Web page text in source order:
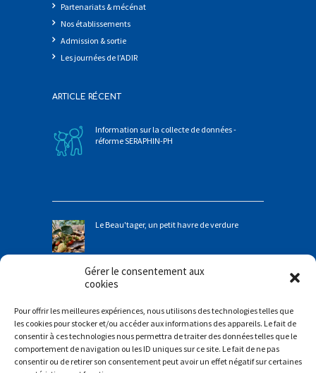
Gérer le consentement aux
cookies
Pour offrir les meilleures expériences, nous utilisons des technologies telles que
les cookies pour stocker et/ou accéder aux informations des appareils. Le fait de
consentir à ces technologies nous permettra de traiter des données telles que le
comportement de navigation ou les ID uniques sur ce site. Le fait de ne pas
consentir ou de retirer son consentement peut avoir un effet négatif sur certaines
Partenariats & mécénat
Nos établissements
Admission & sortie
Les journées de l’ADIR
ARTICLE RÉCENT
Information sur la collecte de données -
réforme SERAPHIN-PH
Le Beau'tager, un petit havre de verdure
Dans chaque cabane, il y a un rêve d'enfant